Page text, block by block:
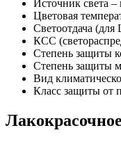
Источник света
Цветовая
Светоотдача
КСС
Степень защиты
Степень защиты
Вид
Класс защиты от